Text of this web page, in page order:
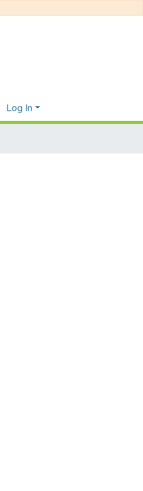
Log In